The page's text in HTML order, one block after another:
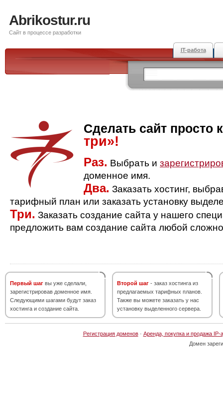
Abrikostur.ru
Сайт в процессе разработки
IT-работа
Сделать сайт просто
три»!
Раз. Выбрать и
доменное имя.
Два. Заказать хостинг,
тарифный план или заказать установку
Три. Заказать создание сайта у нашего
предложить вам создание сайта любой
Первый шаг вы уже сделали,
зарегистрировав доменное имя.
Следующими шагами будут заказ
хостинга и создание сайта.
Второй шаг - заказ хостинга из
предлагаемых тарифных планов.
Также вы можете заказать у нас
установку выделенного сервера.
Регистрация доменов· Аренда, покупка и продажа IP-
Домен